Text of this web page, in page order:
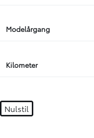
Modelårgang
Kilometer
Nulstil